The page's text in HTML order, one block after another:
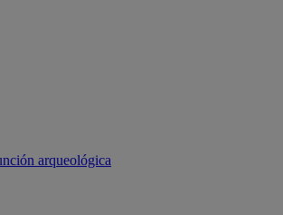
arqueológica